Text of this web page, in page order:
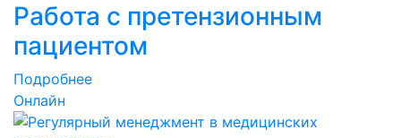
Работа с претензионным
пациентом
Подробнее
Онлайн